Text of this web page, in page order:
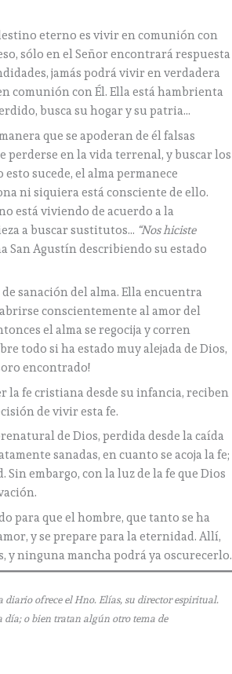
eterno es vivir en comunión con
sólo en el Señor encontrará respuesta
jamás podrá vivir en verdadera
comunión con Él. Ella está hambrienta
busca su hogar y su patria…
que se apoderan de él falsas
perderse en la vida terrenal, y buscar los
sucede, el alma permanece
ni siquiera está consciente de ello.
está viviendo de acuerdo a la
a buscar sustitutos… “Nos hiciste
San Agustín describiendo su estado
sanación del alma. Ella encuentra
conscientemente al amor del
el alma se regocija y corren
todo si ha estado muy alejada de Dios,
encontrado!
la fe cristiana desde su infancia, reciben
de vivir esta fe.
de Dios, perdida desde la caída
sanadas, en cuanto se acoja la fe;
embargo, con la luz de la fe que Dios
para que el hombre, que tanto se ha
y se prepare para la eternidad. Allí,
y ninguna mancha podrá ya oscurecerlo.
ofrece el Hno. Elías, su director espiritual.
día; o bien tratan algún otro tema de